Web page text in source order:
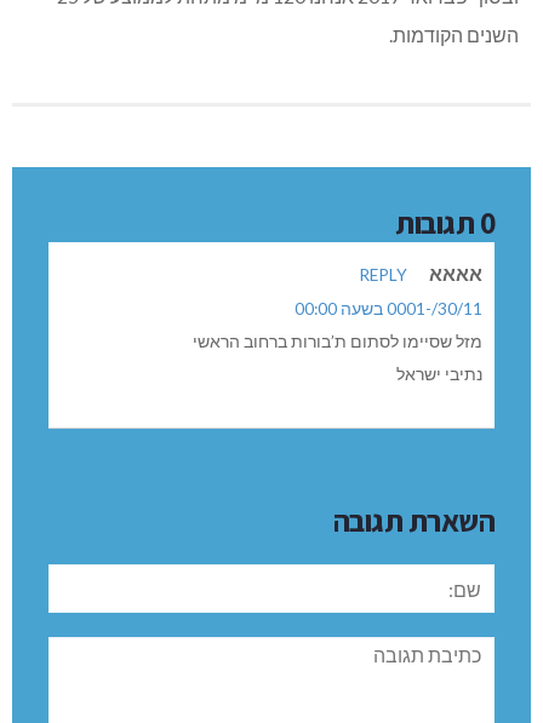
השנים הקודמות.
0 תגובות
אאאא
REPLY
30/11/-0001 בשעה 00:00
מזל שסיימו לסתום ת’בורות ברחוב הראשי
נתיבי ישראל
השארת תגובה
תגובה